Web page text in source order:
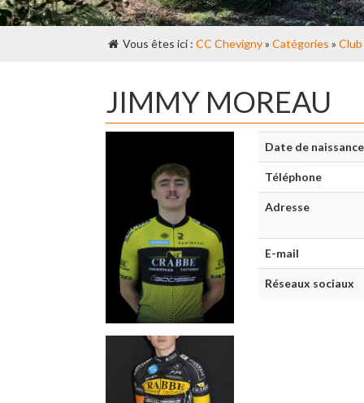
Vous êtes ici : CC Chevigny» Catégories » Club
JIMMY MOREAU
Date de naissance
Téléphone
Adresse
E-mail
Réseaux sociaux